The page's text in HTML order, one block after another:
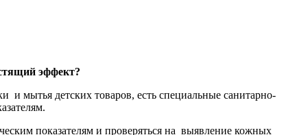
эффект?
и мытья детских товаров, есть специальные санитарно-
показателям и проверяться на выявление кожных